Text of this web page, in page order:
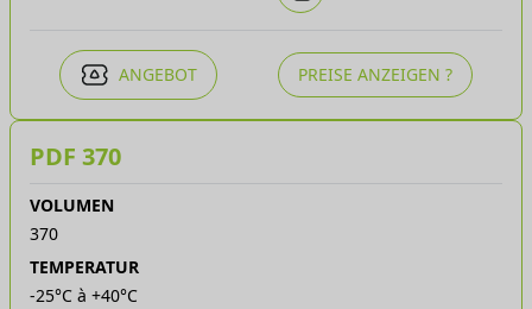
ANGEBOT PREISE ANZEIGEN ?
PDF 370
VOLUMEN
370
TEMPERATUR
-25°C à +40°C